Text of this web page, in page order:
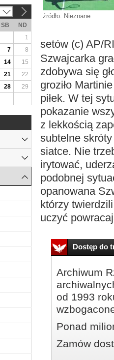
źródło: Nieznane
setów (c) AP/
Szwajcarka
zdobywa się
groziło
piłek. W tej
pokazanie
z lekkością
subtelne
siatce. Nie
irytować,
podobnej
opanowana
którzy
uczyć
Dostęp do
Archiwum
od 1993
Ponad
Zamów
SB
ND
1
7
8
14
15
21
22
28
29